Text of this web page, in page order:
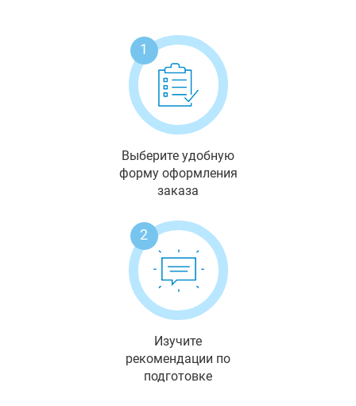
1
Выберите удобную
форму оформления
заказа
2
Изучите
рекомендации по
подготовке